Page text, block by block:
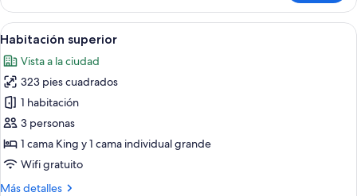
estándar,
cama
size
Abrir
todas
las
fotos
de
Habitación
superior
Una habitación con dos camas de
19
Habitación superior
Vista a la ciudad
323 pies cuadrados
1 habitación
3 personas
1 cama King y 1 cama individual grande
Wifi gratuito
Más detalles
Más